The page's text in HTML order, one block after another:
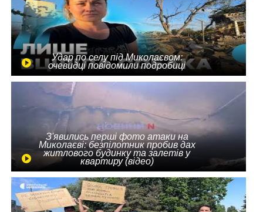
Удар по селу під Миколаєвом:
очевидці повідомили подробиці
З'явились перші фото атаки на
Миколаєві: безпілотник пробив дах
житлового будинку та залетів у
квартиру (відео)